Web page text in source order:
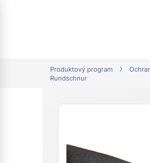
Produktový program
Rundschnur